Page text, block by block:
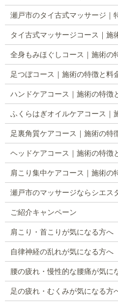
瀬戸市のタイ古式マッサージ｜
タイ古式マッサージコース｜施
全身もみほぐしコース｜施術の
足つぼコース｜施術の特徴と料
ハンドケアコース｜施術の特徴
ふくらはぎオイルケアコース｜
足裏角質ケアコース｜施術の特
ヘッドケアコース｜施術の特徴
肩こり集中ケアコース｜施術の
瀬戸市のマッサージならシエス
ご紹介キャンペーン
肩こり・首こりが気になる方へ
自律神経の乱れが気になる方へ
腰の疲れ・慢性的な腰痛が気に
足の疲れ・むくみが気になる方